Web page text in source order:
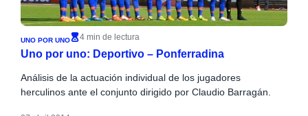
UNO POR UNO 4 min de lectura
Uno por uno: Deportivo – Ponferradina
Análisis de la actuación individual de los jugadores
herculinos ante el conjunto dirigido por Claudio Barragán.